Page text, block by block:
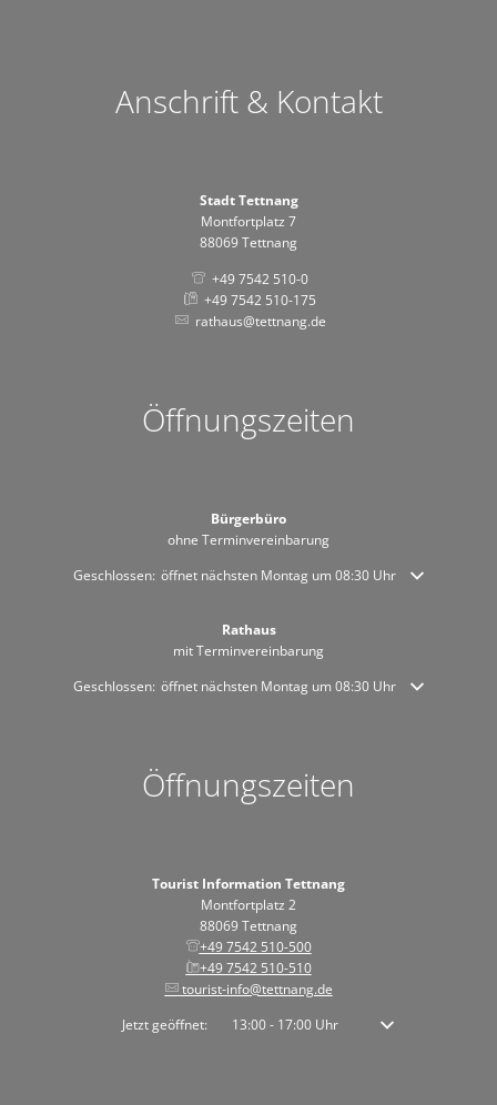
Anschrift & Kontakt
Stadt Tettnang
Montfortplatz 7
88069 Tettnang
+49 7542 510-0
+49 7542 510-175
rathaus@tettnang.de
Öffnungszeiten
Bürgerbüro
ohne Terminvereinbarung
Klicken, um weitere Öffnungs- oder Schließzeiten auszublenden
Geschlossen: öffnet nächsten Montag um 08:30 Uhr
Rathaus
mit Terminvereinbarung
Klicken, um weitere Öffnungs- oder Schließzeiten auszublenden
Geschlossen: öffnet nächsten Montag um 08:30 Uhr
Öffnungszeiten
Tourist Information Tettnang
Montfortplatz 2
88069 Tettnang
+49 7542 510-500
+49 7542 510-510
tourist-info@tettnang.de
Klicken, um weitere Öffnungs- oder Schließzeiten auszublenden
Jetzt geöffnet: 13:00- 17:00Uhr Von 13:00 bis 17:00